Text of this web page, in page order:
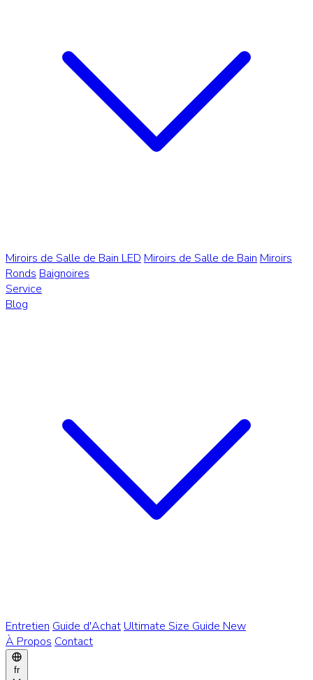
Miroirs de Salle de Bain LED Miroirs de Salle de Bain Miroirs
Ronds Baignoires
Service
Blog
Entretien Guide d'Achat Ultimate Size Guide New
À Propos Contact
fr